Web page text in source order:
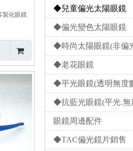
製化眼鏡
◆兒童偏光太陽眼鏡
◆偏光變色太陽眼鏡
◆時尚太陽眼鏡(非偏
◆老花眼鏡
◆平光眼鏡(透明無度
◆抗藍光眼鏡(平光.無
眼鏡周邊配件
◆TAC偏光鏡片銷售